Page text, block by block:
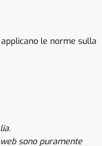
le norme sulla
sono puramente